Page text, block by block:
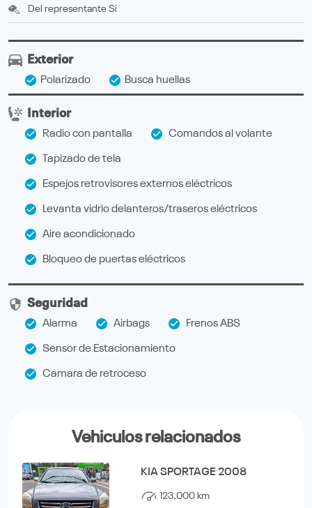
Del representante Si
Exterior
Polarizado Busca huellas
Interior
Radio con pantalla Comandos al volante
Tapizado de tela
Espejos retrovisores externos eléctricos
Levanta vidrio delanteros/traseros eléctricos
Aire acondicionado
Bloqueo de puertas eléctricos
Seguridad
Alarma Airbags Frenos ABS
Sensor de Estacionamiento
Camara de retroceso
Vehiculos relacionados
KIA SPORTAGE 2008
123.000 km